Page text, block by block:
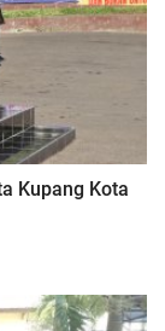
Kupang Kota